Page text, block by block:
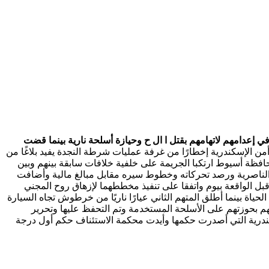
لاتهامهم بقتل ا ال ح وحيازة أسلحة نارية بينما قضت
ثانٍ العامرية إلى تلقي مديرية أمن الإسكندرية إخطارًا من غرفة عمليات شرطة النجدة يفيد بلاغًا من
أسيوط ارتكبا الجريمة على خلفية خلافات سابقة بينهم وبين
الناصرية ورصد تحركاته وخطوط سيره مقابل مبالغ مالية وأضافت
الواقعة بيوم واتفقا على تنفيذ مخططهما لإزهاق روح المجني
بينما أطلق المتهم الثاني عيارًا ناريًا من خرطوش تجاه السيارة
على الأسلحة المستخدمة وتم التحفظ عليها وتحرير
التي أصدرت حكمها وأيدت محكمة الاستئناف حكم أول درجة